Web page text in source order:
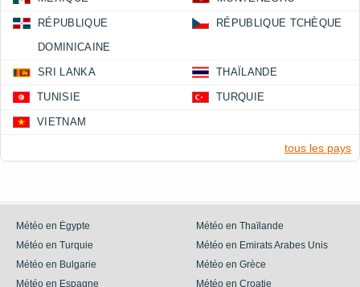
RÉPUBLIQUE
DOMINICAINE
RÉPUBLIQUE TCHÈQUE
SRI LANKA THAÏLANDE
TUNISIE TURQUIE
VIETNAM
tous les pays
Météo en Égypte
Météo en Thaïlande
Météo en Turquie
Météo en Emirats Arabes Unis
Météo en Bulgarie
Météo en Grèce
Météo en Espagne
Météo en Croatie